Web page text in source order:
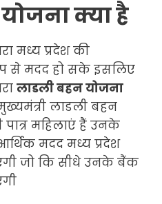
क्या है
मध्य प्रदेश की
से मदद हो सके इसलिए
लाडली बहन योजना
लाडली बहन
महिलाएं हैं उनके
आर्थिक मदद मध्य प्रदेश
जो कि सीधे उनके बैंक